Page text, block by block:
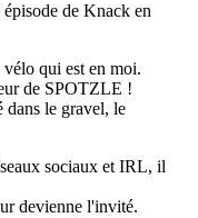
épisode de Knack en
vélo qui est en moi.
de SPOTZLE !
dans le gravel, le
sociaux et IRL, il
devienne l'invité.